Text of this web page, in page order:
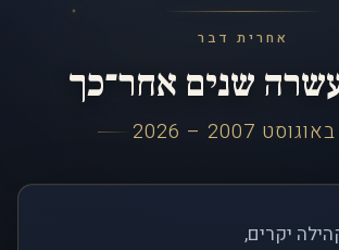
אחרית דבר
שנים אחר־כך
יקרים,